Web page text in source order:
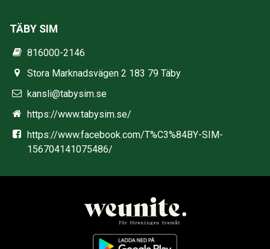
TÄBY SIM
816000-2146
Stora Marknadsvägen 2 183 79 Täby
kansli@tabysim.se
https://www.tabysim.se/
https://www.facebook.com/T%C3%84BY-SIM-
156704141075486/